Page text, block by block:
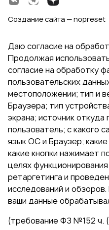
Создание сайта — nopreset
Даю согласие на
Продолжая
согласие на обработку
пользовательских
местоположении; тип и
Браузера; тип
экрана; источник откуда
пользователь; с какого
язык ОС и Браузер;
какие кнопки нажимает
целях
ретаргетинга и
исследований и
ваши данные
(требование ФЗ №152 ч.